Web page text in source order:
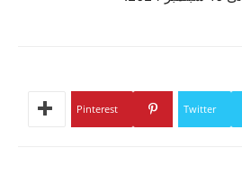
Twitter
Pinterest